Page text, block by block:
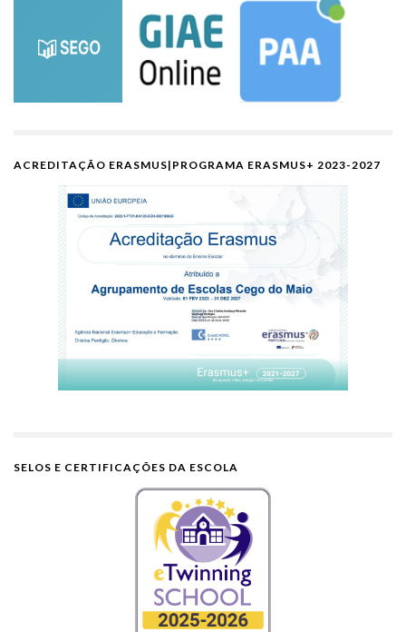
ACREDITAÇÃO ERASMUS|PROGRAMA ERASMUS+ 2023-2027
SELOS E CERTIFICAÇÕES DA ESCOLA